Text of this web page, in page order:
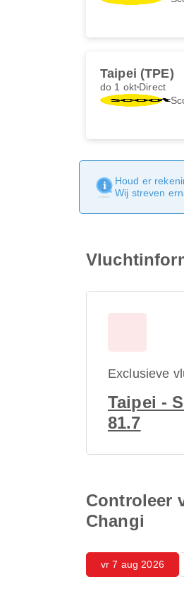
Taipei (TPE)
do 1 okt Direct
Houd er
Wij streven
Exclusieve
Taipei -
81.7
Controleer
Changi
vr 7 aug 2026